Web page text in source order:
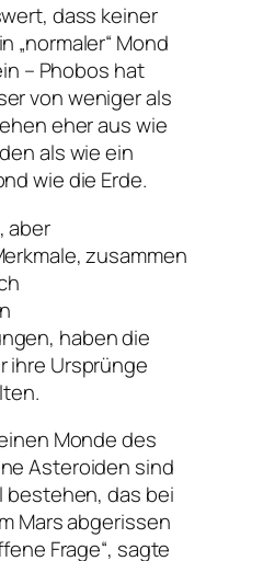
dass keiner
„normaler“ Mond
– Phobos hat
von weniger als
eher aus wie
als wie ein
wie die Erde.
aber
zusammen
haben die
ihre Ursprünge
Monde des
Asteroiden sind
bestehen, das bei
Mars abgerissen
Frage“, sagte